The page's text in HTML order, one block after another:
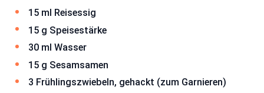
15 ml Reisessig
15 g Speisestärke
30 ml Wasser
15 g Sesamsamen
3 Frühlingszwiebeln, gehackt (zum Garnieren)